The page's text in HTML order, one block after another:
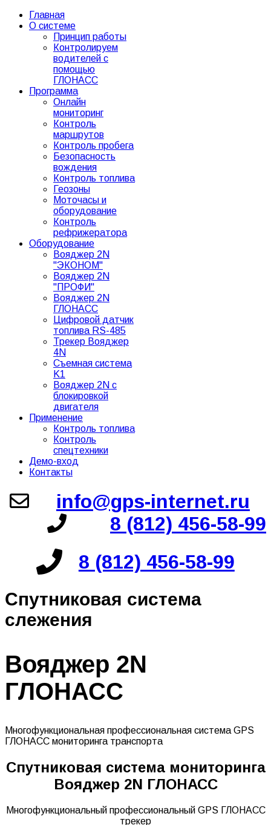
Главная
О системе
Принцип работы
Контролируем
водителей с
помощью
ГЛОНАСС
Программа
Онлайн
мониторинг
Контроль
маршрутов
Контроль пробега
Безопасность
вождения
Контроль топлива
Геозоны
Моточасы и
оборудование
Контроль
рефрижератора
Оборудование
Вояджер 2N
"ЭКОНОМ"
Вояджер 2N
"ПРОФИ"
Вояджер 2N
ГЛОНАСС
Цифровой датчик
топлива RS-485
Трекер Вояджер
4N
Съемная система
K1
Вояджер 2N с
блокировкой
двигателя
Применение
Контроль топлива
Контроль
спецтехники
Демо-вход
Контакты
info@gps-internet.ru
8 (812) 456-58-99
8 (812) 456-58-99
Спутниковая система
слежения
Вояджер 2N
ГЛОНАСС
Многофункциональная профессиональная система GPS
ГЛОНАСС мониторинга транспорта
Спутниковая система мониторинга
Вояджер 2N ГЛОНАСС
Многофункциональный профессиональный GPS ГЛОНАСС
трекер